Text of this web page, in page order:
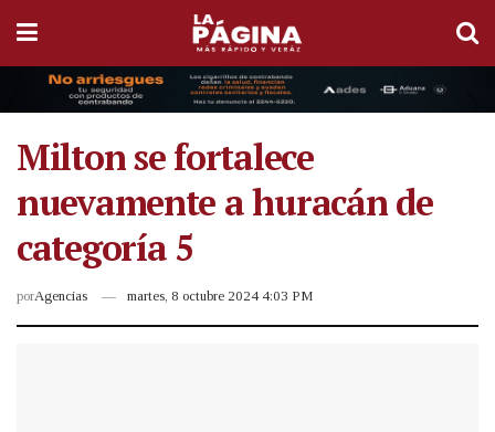
Milton se fortalece
nuevamente a huracán de
categoría 5
porAgencias martes, 8 octubre 2024 4:03 PM